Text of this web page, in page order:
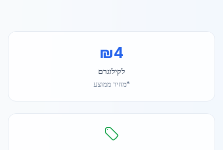
₪4
לקילוגרם
*מחיר ממוצע